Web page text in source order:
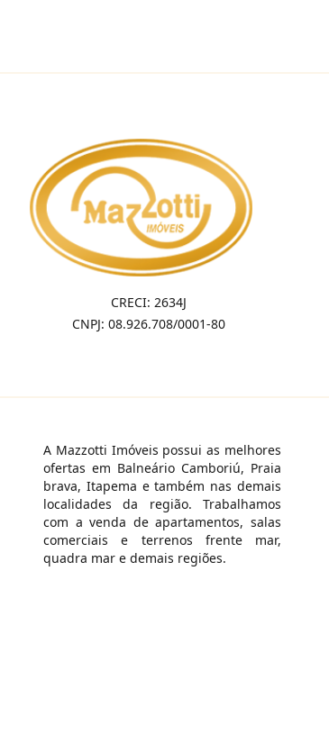
CRECI: 2634J
CNPJ: 08.926.708/0001-80
A Mazzotti Imóveis possui as melhores
ofertas em Balneário Camboriú, Praia
brava, Itapema e também nas demais
localidades da região. Trabalhamos
com a venda de apartamentos, salas
comerciais e terrenos frente mar,
quadra mar e demais regiões.